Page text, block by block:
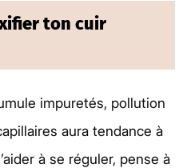
ton cuir
impuretés, pollution
aura tendance à
à se réguler, pense à